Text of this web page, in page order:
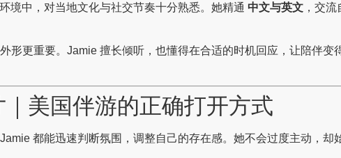
境中，对当地文化与社交节奏十分熟悉。她精通 中文与英文 ，交
形更重要。Jamie 擅长倾听，也懂得在合适的时机回应，让陪伴变
美国伴游的正确打开方式
都能迅速判断氛围，调整自己的存在感。她不会过度主动，却